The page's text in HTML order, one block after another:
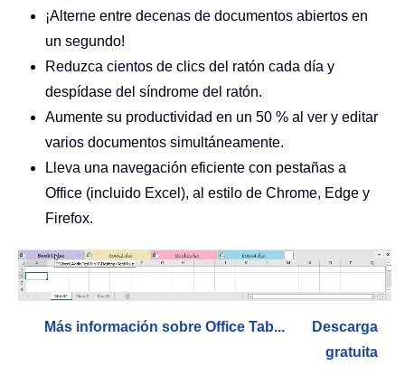
¡Alterne entre decenas de documentos abiertos en
un segundo!
Reduzca cientos de clics del ratón cada día y
despídase del síndrome del ratón.
Aumente su productividad en un 50 % al ver y editar
varios documentos simultáneamente.
Lleva una navegación eficiente con pestañas a
Office (incluido Excel), al estilo de Chrome, Edge y
Firefox.
Más información sobre Office Tab...
Descarga
gratuita